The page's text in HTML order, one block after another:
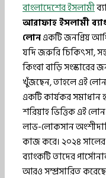
বাংলাদেশের ইসলামী
আরাফাহ ইসলামী
লোনএকটি জনপ্রিয়
যদি জরুরি চিকিৎসা,
কিংবা বাড়ি সংস্কারের
খুঁজছেন, তাহলে এই
একটি কার্যকর সমাধান
শরিয়াহ ভিত্তিক এই লোন
লাভ-লোকসান
কাজ করে। ২০২৪ সালের
ব্যাংকটি তাদের
আরও সম্প্রসারিত